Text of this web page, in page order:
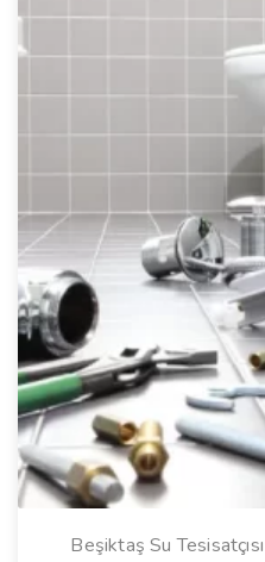
Beşiktaş Su